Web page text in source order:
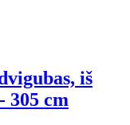
iš
305 cm